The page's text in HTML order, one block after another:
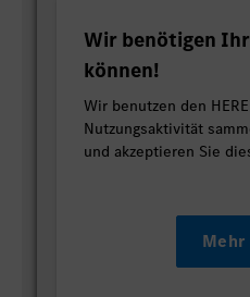
Wir benötigen
können!
Wir benutzen den
Nutzungsaktivität
und akzeptieren Sie